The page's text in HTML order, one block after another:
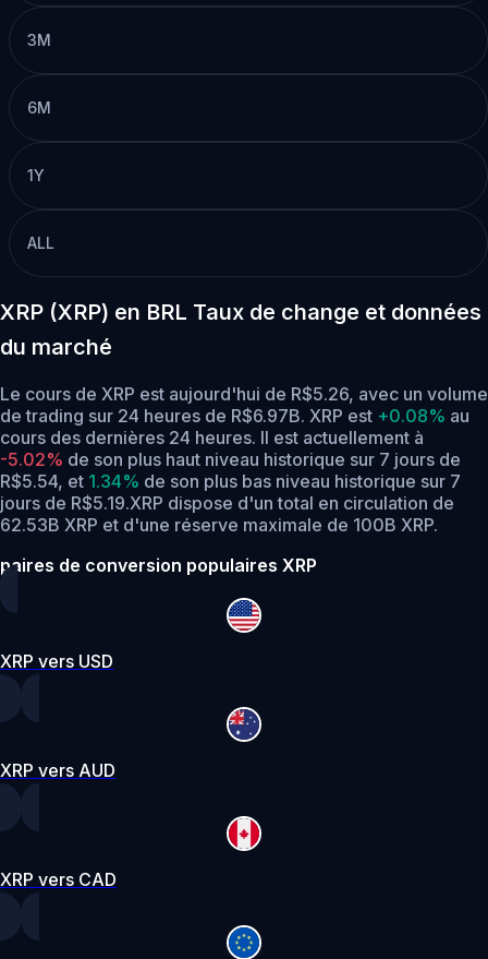
3M
6M
1Y
ALL
XRP (XRP) en BRL Taux de change et données
du marché
Le cours de XRP est aujourd'hui de R$5.26, avec un volume
de trading sur 24 heures de R$6.97B. XRP est +0.08% au
cours des dernières 24 heures. Il est actuellement à
-5.02% de son plus haut niveau historique sur 7 jours de
R$5.54, et 1.34% de son plus bas niveau historique sur 7
jours de R$5.19.XRP dispose d'un total en circulation de
62.53B XRP et d'une réserve maximale de 100B XRP.
paires de conversion populaires XRP
XRP vers USD
XRP vers AUD
XRP vers CAD